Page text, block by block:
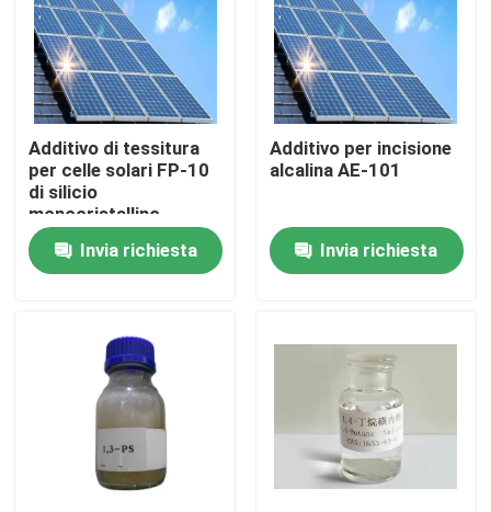
Casa.
Prodotti
Chi Siamo
Additivo di tessitura
per celle solari FP-10
di silicio
monocristallino
Invia richiesta
Additivo per incisione
alcalina AE-101
Invia richiesta